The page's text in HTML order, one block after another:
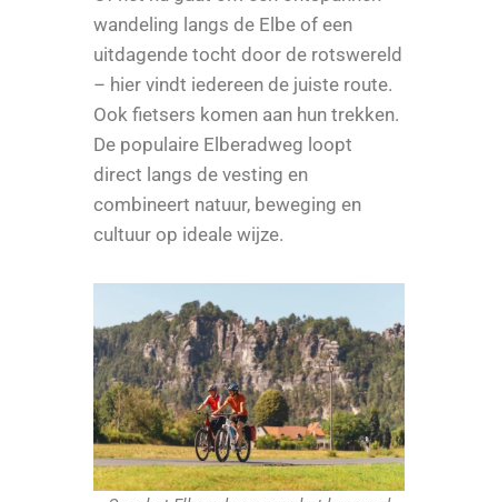
wandeling langs de Elbe of een
uitdagende tocht door de rotswereld
– hier vindt iedereen de juiste route.
Ook fietsers komen aan hun trekken.
De populaire Elberadweg loopt
direct langs de vesting en
combineert natuur, beweging en
cultuur op ideale wijze.